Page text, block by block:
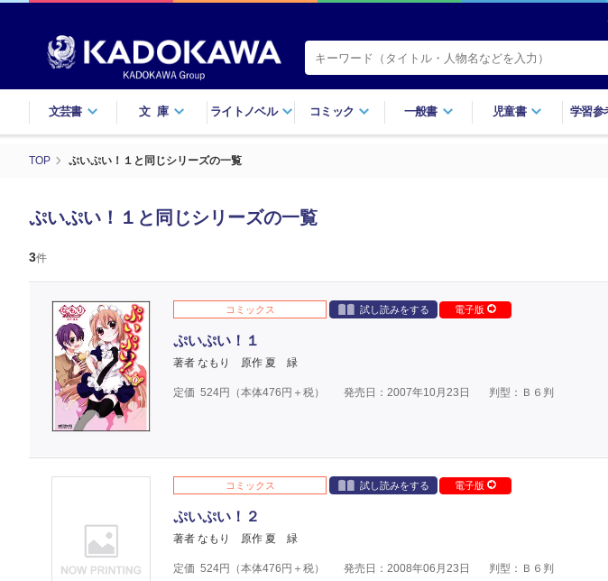
文芸書 文庫 ライトノベル コミック 一般書 児童書 学習参
TOP ぷいぷい！１と同じシリーズの一覧
ぷいぷい！１と同じシリーズの一覧
3件
コミックス 試し読みをする 電子版
ぷいぷい！１
著者 なもり 原作 夏 緑
定価 524円（本体476円＋税） 発売日：2007年10月23日 判型：Ｂ６判
コミックス 試し読みをする 電子版
ぷいぷい！２
著者 なもり 原作 夏 緑
定価 524円（本体476円＋税） 発売日：2008年06月23日 判型：Ｂ６判